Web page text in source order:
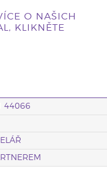
O NAŠICH
KLIKNĚTE
44066